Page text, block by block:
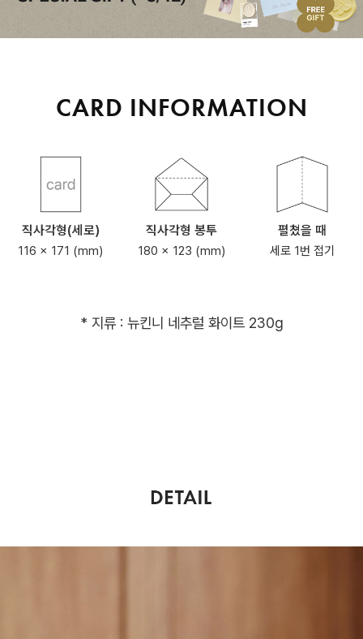
CARD INFORMATION
직사각형(세로)
116 x 171 (mm)
직사각형 봉투
180 x 123 (mm)
펼쳤을 때
세로 1번 접기
* 지류 : 뉴킨니 네추럴 화이트 230g